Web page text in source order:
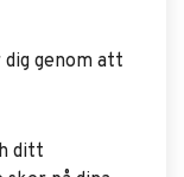
genom att
ditt